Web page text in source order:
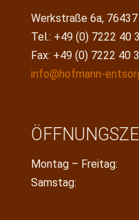
Werkstraße 6a,
Tel.: +49 (0) 7222 40
Fax: +49 (0) 7222 40
info@hofmann-
Montag – Freitag:
Samstag: